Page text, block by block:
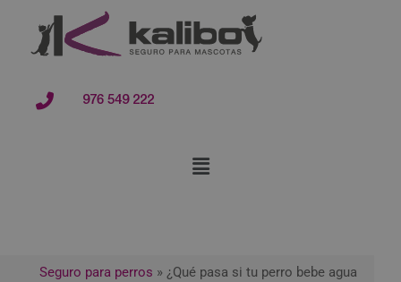
contenido
976 549 222
Seguro para perros » ¿Qué pasa si tu perro bebe agua